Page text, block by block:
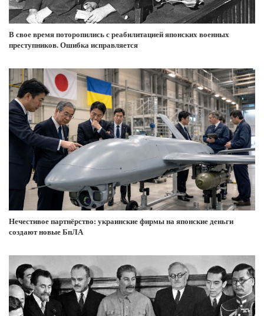
В свое время поторопились с реабилитацией японских военных
преступников. Ошибка исправляется
Нечестивое партнёрство: украинские фирмы на японские деньги
создают новые БпЛА